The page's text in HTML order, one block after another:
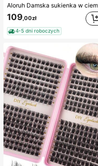
109,00zł
4-5 dni roboczych